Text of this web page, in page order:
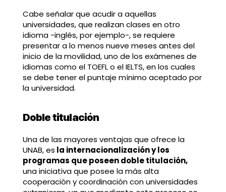
Cabe señalar que acudir a aquellas
universidades, que realizan clases en otro
idioma -inglés, por ejemplo-, se requiere
presentar a lo menos nueve meses antes del
inicio de la movilidad, uno de los exámenes de
idiomas como el TOEFL o el IELTS, en los cuales
se debe tener el puntaje mínimo aceptado por
la universidad.
Doble titulación
Una de las mayores ventajas que ofrece la
UNAB, es la internacionalización y los
programas que poseen doble titulación,
una iniciativa que posee la más alta
cooperación y coordinación con universidades